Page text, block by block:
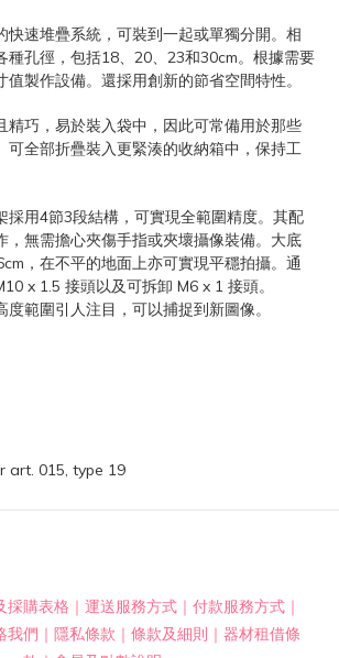
快速堆疊系統，可裝到一起或單獨分開。相
種孔徑，包括18、 20、 23和30cm。根據需要
值製作設備。還採用創新的節省空間特性。
精巧，易於裝入袋中，因此可常備用於那些
可全部折疊裝入更緊湊的收納箱中，保持工
採用4節3段結構，可實現全範圍精度。其配
，無需擔心夾傷手指或夾壞攝像裝備。大底
，在不平的地面上亦可實現平穩拍攝。通
x 1.5 接頭以及可拆卸 M6 x 1 接頭。
度範圍引人注目，可以捕捉到新圖像。
art. 015, type 19
採購表格 ｜ 運送服務方式 ｜ 付款服務方式 ｜
我們 ｜ 隱私條款 ｜ 條款及細則 ｜ 器材租借條